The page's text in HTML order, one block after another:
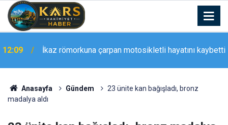
12:09 İkaz römorkuna çarpan motosikletli hayatını kaybetti
Anasayfa Gündem
23 ünite kan bağışladı, bronz
madalya aldı